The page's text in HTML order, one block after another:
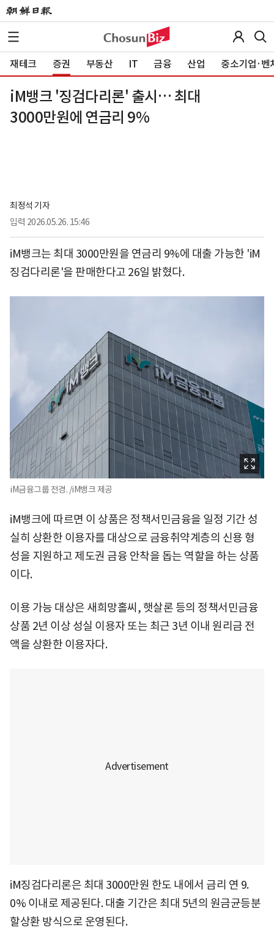
재테크 증권 부동산 IT 금융 산업 중소기업·벤
iM뱅크 '징검다리론' 출시… 최대
3000만원에 연금리 9%
최정석 기자
입력 2026.05.26. 15:46
iM뱅크는 최대 3000만원을 연금리 9%에 대출 가능한 'iM
징검다리론'을 판매한다고 26일 밝혔다.
iM금융그룹 전경. /iM뱅크 제공
iM뱅크에 따르면 이 상품은 정책서민금융을 일정 기간 성
실히 상환한 이용자를 대상으로 금융취약계층의 신용 형
성을 지원하고 제도권 금융 안착을 돕는 역할을 하는 상품
이다.
이용 가능 대상은 새희망홀씨, 햇살론 등의 정책서민금융
상품 2년 이상 성실 이용자 또는 최근 3년 이내 원리금 전
액을 상환한 이용자다.
iM징검다리론은 최대 3000만원 한도 내에서 금리 연 9.
0% 이내로 제공된다. 대출 기간은 최대 5년의 원금균등분
할상환 방식으로 운영된다.